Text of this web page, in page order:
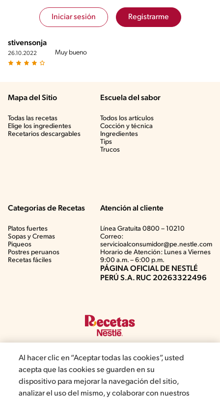
Iniciar sesión Registrarme
stivensonjardel
26.10.2022 Muy bueno
Mapa del Sitio
Todas las recetas
Elige los ingredientes
Recetarios descargables
Escuela del sabor
Todos los artículos
Cocción y técnica
Ingredientes
Tips
Trucos
Categorias de Recetas
Platos fuertes
Sopas y Cremas
Piqueos
Postres peruanos
Recetas fáciles
Atención al cliente
Línea Gratuita 0800 – 10210
Correo:
servicioalconsumidor@pe.nestle.com
Horario de Atención: Lunes a Viernes
9:00 a.m. – 6:00 p.m.
PÁGINA OFICIAL DE NESTLÉ
PERÚ S.A. RUC 20263322496
©2019, Nestlé. Marcas registradas por Société del Produits Nestlé,
S.A. Vevey (Suiza)
Al hacer clic en “Aceptar todas las cookies”, usted
acepta que las cookies se guarden en su
dispositivo para mejorar la navegación del sitio,
analizar el uso del mismo, y colaborar con nuestros